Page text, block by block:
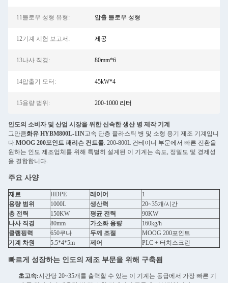
11블로우 성형 유형: 압출 블로우 성형
12기계 시험 보고서: 제공
13나사 직경: 80mm*6
14압출기 모터: 45kW*4
15용량 범위: 200-1000 리터
인도의 소비자 및 산업 시장을 위한 신속한 생산 병 제작 기계
그만큼화유 HYBM800L-1IN고속 단층 플라스틱 병 및 소형 용기 제조 기계입니
다.MOOG 200포인트 패리슨 컨트롤. 200-800L 컨테이너 부문에서 빠른 전환을
원하는 인도 제조업체를 위해 특별히 설계된 이 기계는 속도, 정밀도 및 경제성
을 결합합니다.
주요 사양
재료 HDPE 레이어
1
용량 범위
1000L 생산력
20~35개/시간
총 전력
150KW 평균 전력
90KW
나사 직경
80mm 가소화 용량
160kg/h
클램핑력
650쿠나 두께 조절
MOOG 200포인트
기계 차원
5.5*4*5m 제어 PLC + 터치스크린
빠르게 성장하는 인도의 제조 부문을 위해 구축됨
초고속:시간당 20~35개를 출력할 수 있는 이 기계는 동급에서 가장 빠른 기